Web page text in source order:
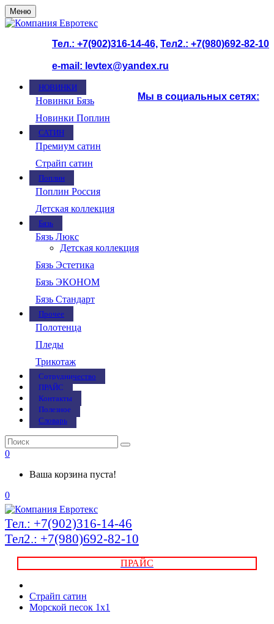
Меню
Тел.: +7(902)316-14-46, Тел2.: +7(980)692-82-10
e-mail: levtex@yandex.ru
Мы в социальных сетях:
НОВИНКИ
Новинки Бязь
Новинки Поплин
САТИН
Премиум сатин
Страйп сатин
Поплин
Поплин Россия
Детская коллекция
Бязь
Бязь Люкс
Детская коллекция
Бязь Эстетика
Бязь ЭКОНОМ
Бязь Стандарт
Прочее
Полотенца
Пледы
Трикотаж
Сотрудничество
ПРАЙС
Контакты
Полезное
Словарь
0
Ваша корзина пуста!
0
Тел.: +7(902)316-14-46
Тел2.: +7(980)692-82-10
ПРАЙС
Страйп сатин
Морской песок 1х1